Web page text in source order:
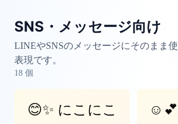
SNS・メッセージ向け
LINEやSNSのメッセージにそのまま
表現です。
18 個
😊✨ にこにこ